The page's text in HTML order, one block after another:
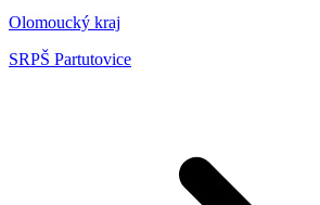
Olomoucký kraj
SRPŠ Partutovice